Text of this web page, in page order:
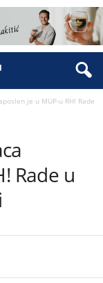
je u MUP-u RH! Rade
Rade u